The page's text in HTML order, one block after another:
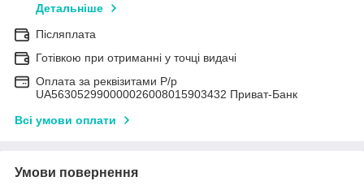
Детальніше
Післяплата
Готівкою при отриманні у точці видачі
Оплата за реквізитами Р/р
UA563052990000026008015903432 Приват-Банк
Всі умови оплати
Умови повернення